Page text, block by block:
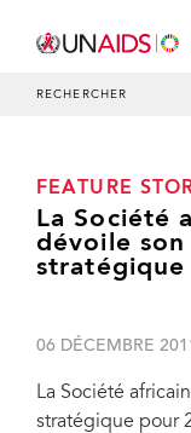
RECHERCHER
FEATURE
La Société
dévoile son
stratégique
06 DÉCEMBRE
La Société
stratégique pour